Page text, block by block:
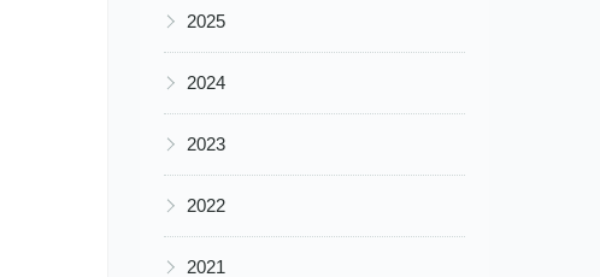
▶ 2025
▶ 2024
▶ 2023
▶ 2022
▶ 2021